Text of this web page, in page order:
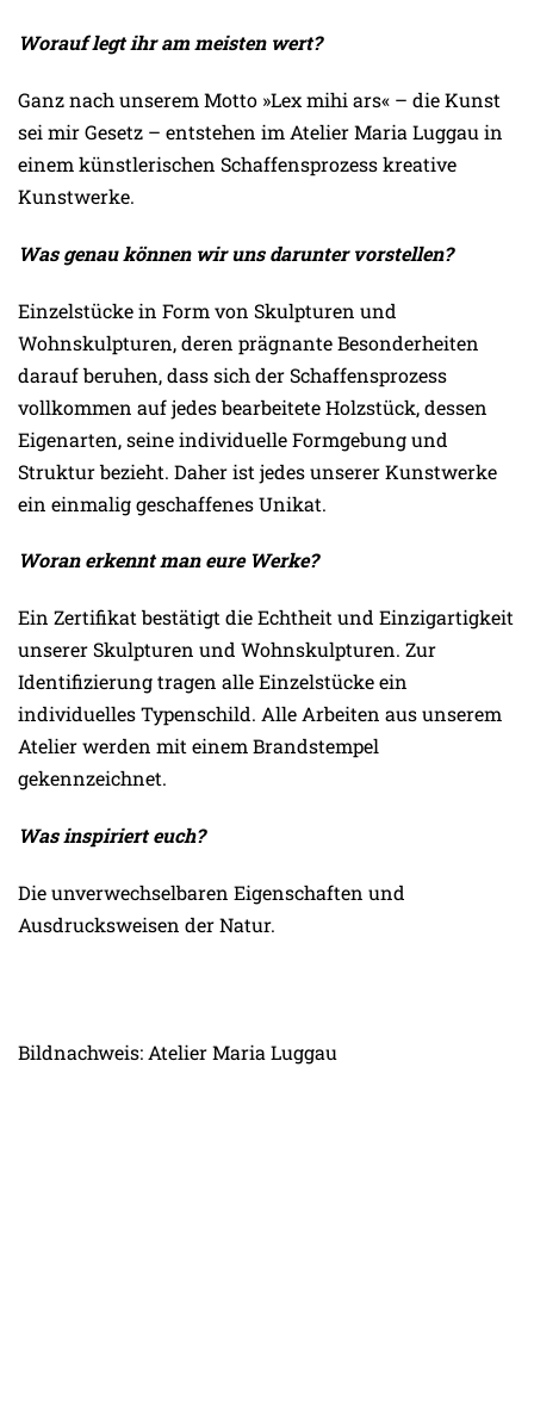
Worauf legt ihr am meisten wert?
Ganz nach unserem Motto »Lex mihi ars« – die Kunst
sei mir Gesetz – entstehen im Atelier Maria Luggau in
einem künstlerischen Schaffensprozess kreative
Kunstwerke.
Was genau können wir uns darunter vorstellen?
Einzelstücke in Form von Skulpturen und
Wohnskulpturen, deren prägnante Besonderheiten
darauf beruhen, dass sich der Schaffensprozess
vollkommen auf jedes bearbeitete Holzstück, dessen
Eigenarten, seine individuelle Formgebung und
Struktur bezieht. Daher ist jedes unserer Kunstwerke
ein einmalig geschaffenes Unikat.
Woran erkennt man eure Werke?
Ein Zertifikat bestätigt die Echtheit und Einzigartigkeit
unserer Skulpturen und Wohnskulpturen. Zur
Identifizierung tragen alle Einzelstücke ein
individuelles Typenschild. Alle Arbeiten aus unserem
Atelier werden mit einem Brandstempel
gekennzeichnet.
Was inspiriert euch?
Die unverwechselbaren Eigenschaften und
Ausdrucksweisen der Natur.
Bildnachweis: Atelier Maria Luggau